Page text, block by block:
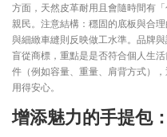
方面，天然皮革耐用且會隨時間有
親民。注意結構：穩固的底板與合
與細緻車縫則反映做工水準。品牌
盲從商標，重點是是否符合個人生
件（例如容量、重量、肩背方式）
用得安心。
增添魅力的手提包